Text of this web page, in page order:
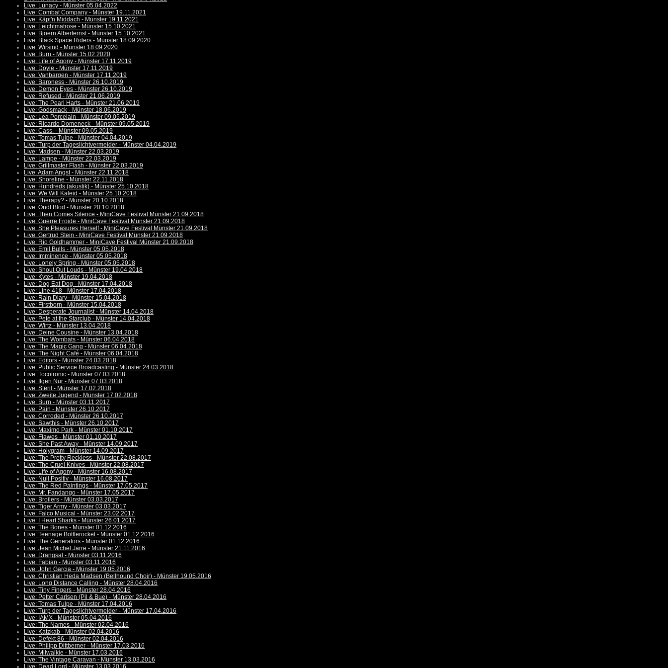
Live: Lunacy - Münster 05.04.2022
Live: Combat Company - Münster 19.11.2021
Live: Käpt'n Middach - Münster 19.11.2021
Live: Leichtmatrose - Münster 15.10.2021
Live: Bjoern Alberternst - Münster 15.10.2021
Live: Black Space Riders - Münster 18.09.2020
Live: Wirsind - Münster 18.09.2020
Live: Burn - Münster 15.02.2020
Live: Life of Agony - Münster 17.11.2019
Live: Doyle - Münster 17.11.2019
Live: Vanbargen - Münster 17.11.2019
Live: Baroness - Münster 26.10.2019
Live: Demon Eyes - Münster 26.10.2019
Live: Refused - Münster 21.06.2019
Live: The Pearl Harts - Münster 21.06.2019
Live: Godsmack - Münster 18.06.2019
Live: Lea Porcelain - Münster 09.05.2019
Live: Ricardo Domeneck - Münster 09.05.2019
Live: Cass. - Münster 09.05.2019
Live: Tomas Tulpe - Münster 04.04.2019
Live: Turp der Tageslichtvermeider - Münster 04.04.2019
Live: Madsen - Münster 22.03.2019
Live: Lampe - Münster 22.03.2019
Live: Grillmaster Flash - Münster 22.03.2019
Live: Adam Angst - Münster 22.11.2018
Live: Shoreline - Münster 22.11.2018
Live: Hundreds (akustik) - Münster 25.10.2018
Live: We Will Kaleid - Münster 25.10.2018
Live: Therapy? - Münster 20.10.2018
Live: Ondt Blod - Münster 20.10.2018
Live: Then Comes Silence - MiniCave Festival Münster 21.09.2018
Live: Guerre Froide - MiniCave Festival Münster 21.09.2018
Live: She Pleasures Herself - MiniCave Festival Münster 21.09.2018
Live: Gertrud Stein - MiniCave Festival Münster 21.09.2018
Live: Rio Goldhammer - MiniCave Festival Münster 21.09.2018
Live: Emil Bulls - Münster 05.05.2018
Live: Imminence - Münster 05.05.2018
Live: Lonely Spring - Münster 05.05.2018
Live: Shout Out Louds - Münster 19.04.2018
Live: Kytes - Münster 19.04.2018
Live: Dog Eat Dog - Münster 17.04.2018
Live: Line 418 - Münster 17.04.2018
Live: Rain Diary - Münster 15.04.2018
Live: Firstborn - Münster 15.04.2018
Live: Desperate Journalist - Münster 14.04.2018
Live: Pete at the Starclub - Münster 14.04.2018
Live: Wirtz - Münster 13.04.2018
Live: Deine Cousine - Münster 13.04.2018
Live: The Wombats - Münster 06.04.2018
Live: The Magic Gang - Münster 06.04.2018
Live: The Night Café - Münster 06.04.2018
Live: Editors - Münster 24.03.2018
Live: Public Service Broadcasting - Münster 24.03.2018
Live: Tocotronic - Münster 07.03.2018
Live: Ilgen Nur - Münster 07.03.2018
Live: Steril - Münster 17.02.2018
Live: Zweite Jugend - Münster 17.02.2018
Live: Burn - Münster 03.11.2017
Live: Pain - Münster 26.10.2017
Live: Corroded - Münster 26.10.2017
Live: Sawthis - Münster 26.10.2017
Live: Maximo Park - Münster 01.10.2017
Live: Flawes - Münster 01.10.2017
Live: She Past Away - Münster 14.09.2017
Live: Holygram - Münster 14.09.2017
Live: The Pretty Reckless - Münster 22.08.2017
Live: The Cruel Knives - Münster 22.08.2017
Live: Life of Agony - Münster 16.08.2017
Live: Null Positiv - Münster 16.08.2017
Live: The Red Paintings - Münster 17.05.2017
Live: Mr. Fandango - Münster 17.05.2017
Live: Broilers - Münster 03.03.2017
Live: Tiger Army - Münster 03.03.2017
Live: Falco Musical - Münster 23.02.2017
Live: I Heart Sharks - Münster 26.01.2017
Live: The Bones - Münster 01.12.2016
Live: Teenage Bottlerocket - Münster 01.12.2016
Live: The Generators - Münster 01.12.2016
Live: Jean Michel Jarre - Münster 21.11.2016
Live: Drangsal - Münster 03.11.2016
Live: Fabian - Münster 03.11.2016
Live: John Garcia - Münster 19.05.2016
Live: Christian Heda Madsen (Bellhound Choir) - Münster 19.05.2016
Live: Long Distance Calling - Münster 28.04.2016
Live: Tiny Fingers - Münster 28.04.2016
Live: Petter Carlsen (Pil & Bue) - Münster 28.04.2016
Live: Tomas Tulpe - Münster 17.04.2016
Live: Turp der Tageslichtvermeider - Münster 17.04.2016
Live: IAMX - Münster 05.04.2016
Live: The Names - Münster 02.04.2016
Live: Katzkab - Münster 02.04.2016
Live: Defekt 86 - Münster 02.04.2016
Live: Philipp Dittberner - Münster 17.03.2016
Live: Milwalkie - Münster 17.03.2016
Live: The Vintage Caravan - Münster 13.03.2016